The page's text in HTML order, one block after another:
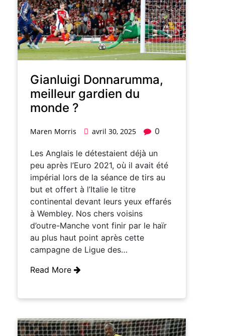
Gianluigi Donnarumma,
meilleur gardien du
monde ?
Maren Morris avril 30, 2025 0
Les Anglais le détestaient déjà un
peu après l’Euro 2021, où il avait été
impérial lors de la séance de tirs au
but et offert à l’Italie le titre
continental devant leurs yeux effarés
à Wembley. Nos chers voisins
d’outre-Manche vont finir par le haïr
au plus haut point après cette
campagne de Ligue des…
Read More